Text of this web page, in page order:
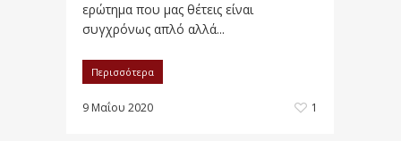
ερώτημα που μας θέτεις είναι
συγχρόνως απλό αλλά...
Περισσότερα
9 Μαΐου 2020 1